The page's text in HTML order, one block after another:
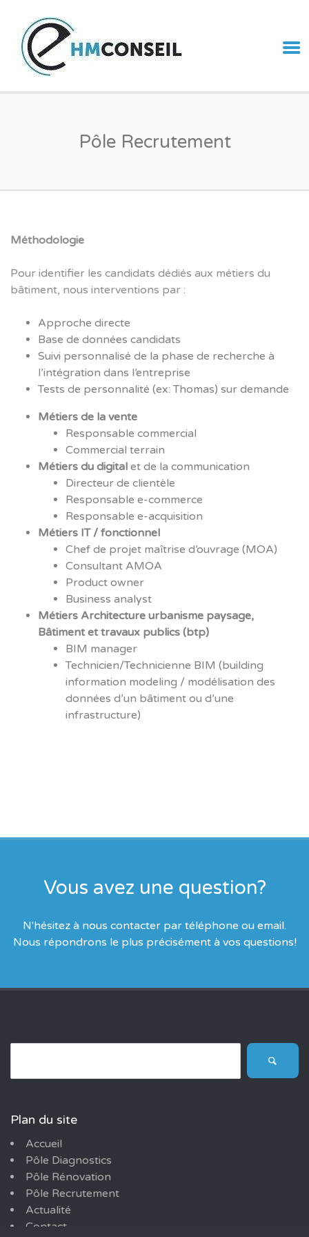
DIAGNOSTICS
Pôle Recrutement
Méthodologie
Pour identifier les candidats dédiés aux métiers du
bâtiment, nous interventions par :
Approche directe
Base de données candidats
Suivi personnalisé de la phase de recherche à
l’intégration dans l’entreprise
Tests de personnalité (ex: Thomas) sur demande
Métiers de la vente
Responsable commercial
Commercial terrain
Métiers du digital et de la communication
Directeur de clientèle
Responsable e-commerce
Responsable e-acquisition
Métiers IT / fonctionnel
Chef de projet maîtrise d’ouvrage (MOA)
Consultant AMOA
Product owner
Business analyst
Métiers Architecture urbanisme paysage,
Bâtiment et travaux publics (btp)
BIM manager
Technicien/Technicienne BIM (building
information modeling / modélisation des
données d’un bâtiment ou d’une
infrastructure)
Vous avez une question?
N'hésitez à nous contacter par téléphone ou email.
Nous répondrons le plus précisément à vos questions!
Plan du site
Accueil
Pôle Diagnostics
Pôle Rénovation
Pôle Recrutement
Actualité
Contact